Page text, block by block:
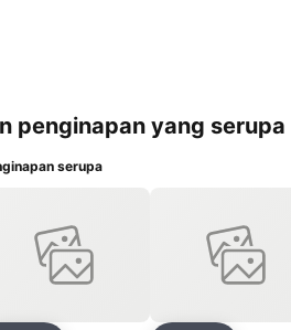
penginapan yang serupa
serupa